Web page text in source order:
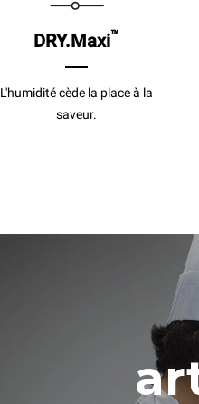
DRY.Maxi™
L'humidité cède la place à la
saveur.